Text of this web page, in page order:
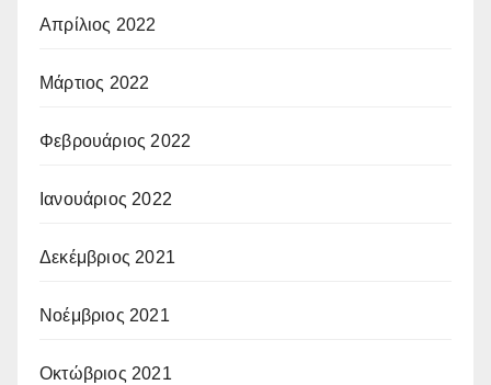
Απρίλιος 2022
Μάρτιος 2022
Φεβρουάριος 2022
Ιανουάριος 2022
Δεκέμβριος 2021
Νοέμβριος 2021
Οκτώβριος 2021